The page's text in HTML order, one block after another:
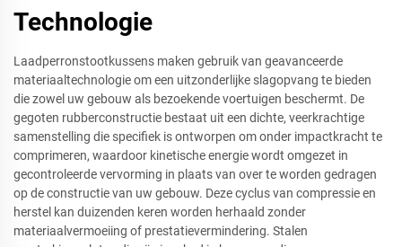
Technologie
Laadperronstootkussens maken gebruik van geavanceerde
materiaaltechnologie om een uitzonderlijke slagopvang te bieden
die zowel uw gebouw als bezoekende voertuigen beschermt. De
gegoten rubberconstructie bestaat uit een dichte, veerkrachtige
samenstelling die specifiek is ontworpen om onder impactkracht te
comprimeren, waardoor kinetische energie wordt omgezet in
gecontroleerde vervorming in plaats van over te worden gedragen
op de constructie van uw gebouw. Deze cyclus van compressie en
herstel kan duizenden keren worden herhaald zonder
materiaalvermoeiing of prestatievermindering. Stalen